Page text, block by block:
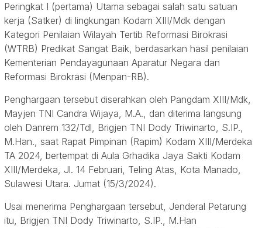
Peringkat I (pertama) Utama sebagai salah satu satuan
kerja (Satker) di lingkungan Kodam XIII/Mdk dengan
Kategori Penilaian Wilayah Tertib Reformasi Birokrasi
(WTRB) Predikat Sangat Baik, berdasarkan hasil penilaian
Kementerian Pendayagunaan Aparatur Negara dan
Reformasi Birokrasi (Menpan-RB).
Penghargaan tersebut diserahkan oleh Pangdam XIII/Mdk,
Mayjen TNI Candra Wijaya, M.A., dan diterima langsung
oleh Danrem 132/Tdl, Brigjen TNI Dody Triwinarto, S.IP.,
M.Han., saat Rapat Pimpinan (Rapim) Kodam XIII/Merdeka
TA 2024, bertempat di Aula Grhadika Jaya Sakti Kodam
XIII/Merdeka, Jl. 14 Februari, Teling Atas, Kota Manado,
Sulawesi Utara. Jumat (15/3/2024).
Usai menerima Penghargaan tersebut, Jenderal Petarung
itu, Brigjen TNI Dody Triwinarto, S.IP., M.Han